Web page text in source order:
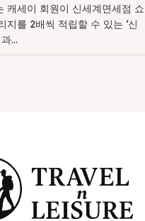
캐세이 회원이 신세계면세점 쇼
지를 2배씩 적립할 수 있는 ‘신
...